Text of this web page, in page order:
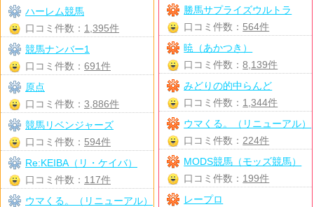
勝馬サプライズウルトラ
口コミ件数： 564件
暁（あかつき）
口コミ件数：8,139件
みどりの的中らんど
口コミ件数： 1,344件
ウマくる。（リニューアル）
口コミ件数： 224件
MODS競馬（モッズ競馬）
口コミ件数： 199件
レープロ
ハーレム競馬
口コミ件数： 1,395件
競馬ナンバー1
口コミ件数： 691件
原点
口コミ件数： 3,886件
競馬リベンジャーズ
口コミ件数： 594件
Re:KEIBA（リ・ケイバ）
口コミ件数： 117件
ウマくる。（リニューアル）